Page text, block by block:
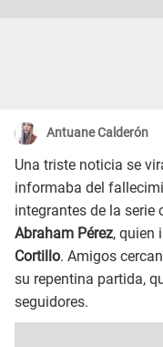
Antuane Calderón
Una triste noticia se
informaba del
integrantes de la serie
Abraham Pérez, quien
Cortillo. Amigos
su repentina partida,
seguidores.